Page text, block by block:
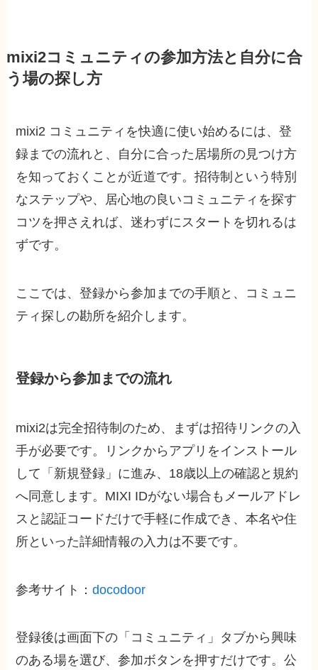
mixi2コミュニティの参加方法と自分に合
う場の探し方
mixi2 コミュニティを快適に使い始めるには、登
録までの流れと、自分に合った居場所の見つけ方
を知っておくことが近道です。招待制という特別
なステップや、居心地の良いコミュニティを探す
コツを押さえれば、迷わずにスタートを切れるは
ずです。
ここでは、登録から参加までの手順と、コミュニ
ティ探しの勘所を紹介します。
登録から参加までの流れ
mixi2は完全招待制のため、まずは招待リンクの入
手が必要です。リンクからアプリをインストール
して「新規登録」に進み、18歳以上の確認と規約
へ同意します。MIXI IDがない場合もメールアドレ
スと認証コードだけで手軽に作成でき、本名や住
所といった詳細情報の入力は不要です。
参考サイト：docodoor
登録後は画面下の「コミュニティ」タブから興味
のある場を選び、参加ボタンを押すだけです。公